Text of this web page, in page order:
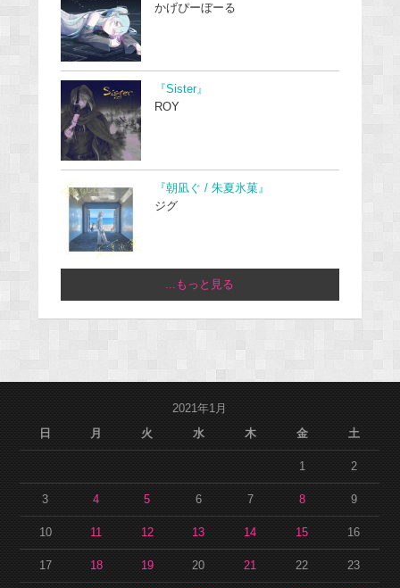
かげぴーぼーる
『Sister』
ROY
『朝凪ぐ / 朱夏氷菓』
ジグ
...もっと見る
2021年1月
日
月 火 水 木 金 土
1 2
3 4 5 6 7 8 9
10 11 12 13 14 15 16
17 18 19 20 21 22 23